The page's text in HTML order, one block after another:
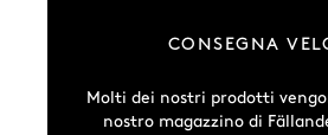
CONSEGNA
Molti dei nostri prodotti
nostro magazzino di